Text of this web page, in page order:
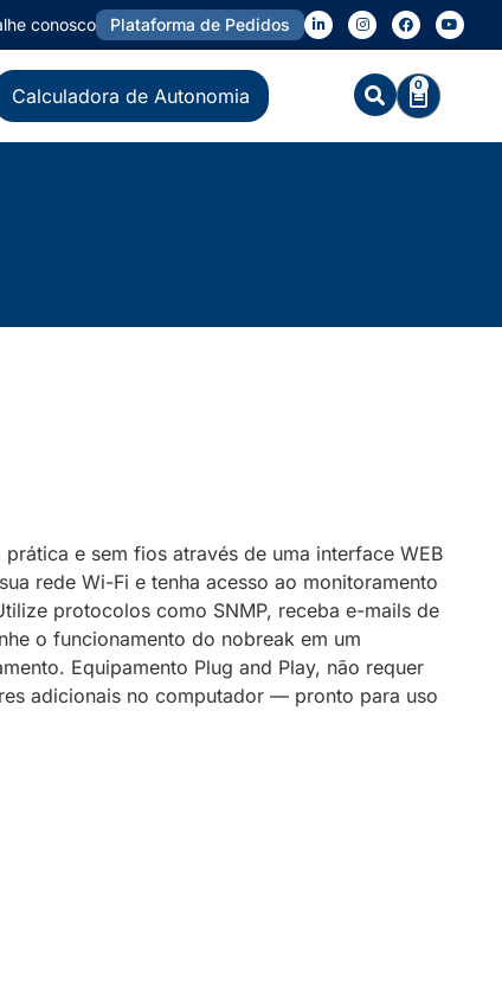
conosco Plataforma de Pedidos
Calculadora de Autonomia 0
e sem fios através de uma interface WEB
rede Wi-Fi e tenha acesso ao monitoramento
protocolos como SNMP, receba e-mails de
o funcionamento do nobreak em um
Equipamento Plug and Play, não requer
adicionais no computador — pronto para uso